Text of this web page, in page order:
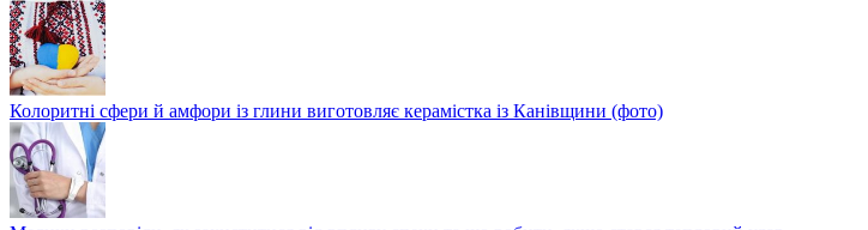
Колоритні сфери й амфори із глини виготовляє керамістка із Канівщини (фото)